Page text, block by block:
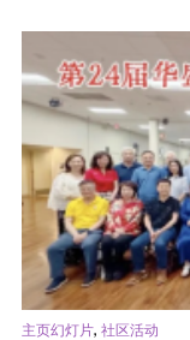
主页幻灯片, 社区活动